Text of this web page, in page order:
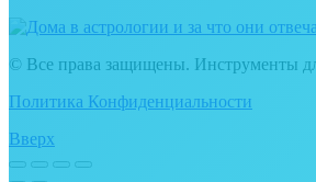
© Все права защищены. Инструменты
Политика Конфиденциальности
Вверх